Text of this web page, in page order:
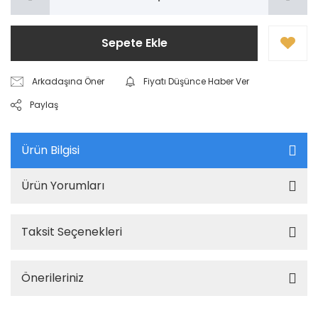
Sepete Ekle
Arkadaşına Öner
Fiyatı Düşünce Haber Ver
Paylaş
Ürün Bilgisi
Ürün Yorumları
Taksit Seçenekleri
Önerileriniz